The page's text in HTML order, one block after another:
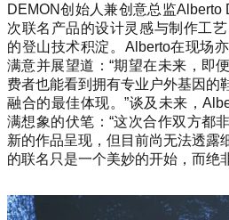
DEMON创始人兼创意总监
次联名产品的设计灵感与制作工
的登山技术积淀。Alberto在现场
满意并展望道：“期望在未来，即
费者也能看到拥有专业户外基因的
融合的最佳体现。”谈及未来，
满想象的伏笔：“这次合作双方都
新的作品呈现，但目前尚无法透露
的联名只是一个美妙的开始，而绝